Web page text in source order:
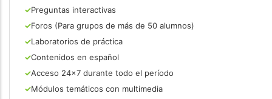
Preguntas interactivas
Foros (Para grupos de más de 50 alumnos)
Laboratorios de práctica
Contenidos en español
Acceso 24×7 durante todo el período
Módulos temáticos con multimedia